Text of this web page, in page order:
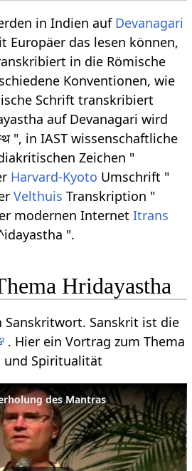
in Indien auf Devanagari
Europäer das lesen können,
in die Römische
Konventionen, wie
Schrift transkribiert
auf Devanagari wird
", in IAST wissenschaftliche
Zeichen "
Harvard-Kyoto Umschrift "
Velthuis Transkription "
modernen InternetItrans
".
Hridayastha
Sanskritwort. Sanskrit ist die
. Hier ein Vortrag zum Thema
und Spiritualität
des Mantras